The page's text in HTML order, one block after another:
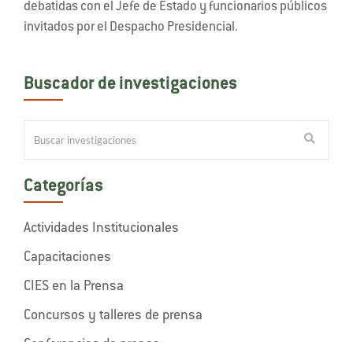
debatidas con el Jefe de Estado y funcionarios públicos
invitados por el Despacho Presidencial.
Buscador de investigaciones
Categorías
Actividades Institucionales
Capacitaciones
CIES en la Prensa
Concursos y talleres de prensa